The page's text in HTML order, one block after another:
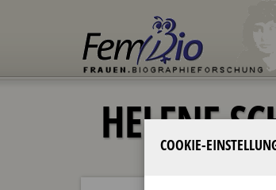
HELENE
COOKIE-